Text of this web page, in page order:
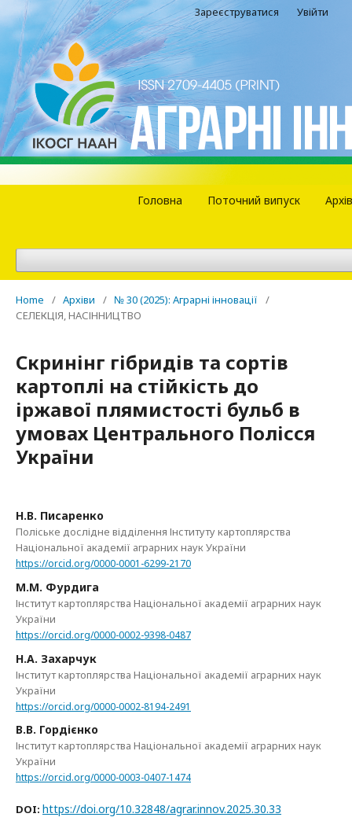
Головна Поточний випуск
Зареєструватися Увійти
Home / Архіви / № 30 (2025): Аграрні інновації
/
СЕЛЕКЦІЯ, НАСІННИЦТВО
Скринінг гібридів та сортів
картоплі на стійкість до
іржавої плямистості бульб в
умовах Центрального Полісся
України
Н.В. Писаренко
Поліське дослідне відділення Інституту картоплярства
Національної академії аграрних наук України
https://orcid.org/0000-0001-6299-2170
М.М. Фурдига
Інститут картоплярства Національної академії аграрних наук
України
https://orcid.org/0000-0002-9398-0487
Н.А. Захарчук
Інститут картоплярства Національної академії аграрних наук
України
https://orcid.org/0000-0002-8194-2491
В.В. Гордієнко
Інститут картоплярства Національної академії аграрних наук
України
https://orcid.org/0000-0003-0407-1474
DOI: https://doi.org/10.32848/agrar.innov.2025.30.33